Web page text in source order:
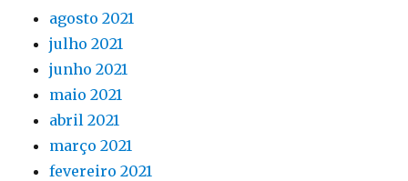
agosto 2021
julho 2021
junho 2021
maio 2021
abril 2021
março 2021
fevereiro 2021